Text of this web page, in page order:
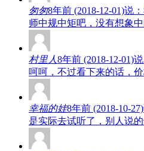
匆匆8年前 (2018-12-01)说
师中规中矩吧，没有想象
村里人8年前 (2018-12-01)
呵呵，不过看下来的话，
幸福的娃8年前 (2018-10-
是实际去试听了，别人说